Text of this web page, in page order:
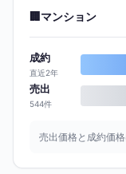
マンション
成約
直近2年
売出
544件
売出価格と成約価格